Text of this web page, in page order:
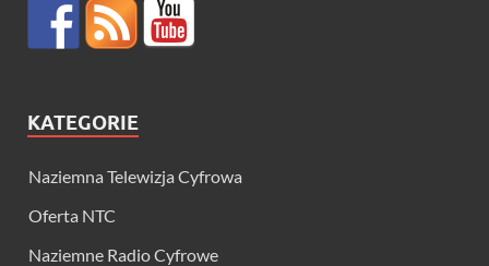
KATEGORIE
Naziemna Telewizja Cyfrowa
Oferta NTC
Naziemne Radio Cyfrowe